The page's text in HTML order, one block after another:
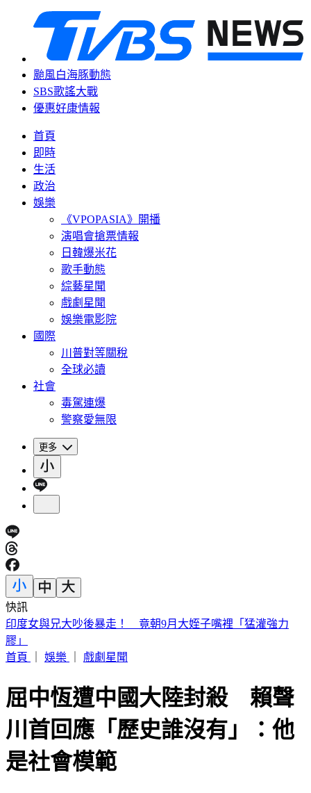
颱風白海豚動態
SBS歌謠大戰
優惠好康情報
首頁
即時
生活
政治
娛樂
《VPOPASIA》開播
演唱會搶票情報
日韓爆米花
歌手動態
綜藝星聞
戲劇星聞
娛樂電影院
國際
川普對等關稅
全球必讀
社會
毒駕連爆
警察愛無限
更多
快訊
別只看台積電！ 外媒點名「2檔AI設備股」快上車
首頁
屈中恆遭中國大陸封殺 賴聲
川首回應「歷史誰沒有」：他
是社會模範